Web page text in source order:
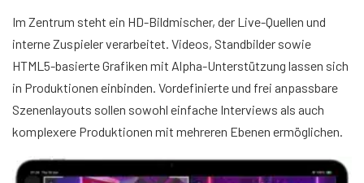
Im Zentrum steht ein HD-Bildmischer, der Live-Quellen und
interne Zuspieler verarbeitet. Videos, Standbilder sowie
HTML5-basierte Grafiken mit Alpha-Unterstützung lassen sich
in Produktionen einbinden. Vordefinierte und frei anpassbare
Szenenlayouts sollen sowohl einfache Interviews als auch
komplexere Produktionen mit mehreren Ebenen ermöglichen.